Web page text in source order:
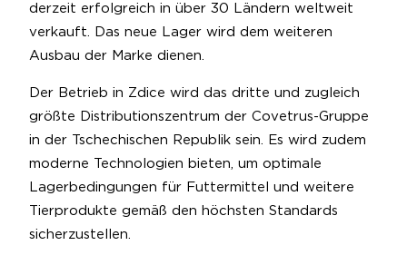
derzeit erfolgreich in über 30 Ländern weltweit
verkauft. Das neue Lager wird dem weiteren
Ausbau der Marke dienen.
Der Betrieb in Zdice wird das dritte und zugleich
größte Distributionszentrum der Covetrus-Gruppe
in der Tschechischen Republik sein. Es wird zudem
moderne Technologien bieten, um optimale
Lagerbedingungen für Futtermittel und weitere
Tierprodukte gemäß den höchsten Standards
sicherzustellen.